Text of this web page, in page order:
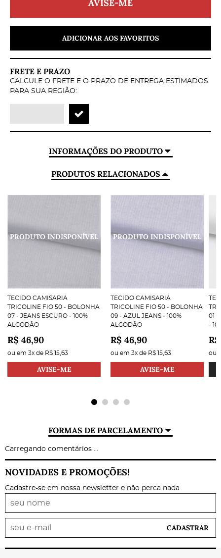
AVISE-ME
ADICIONAR AOS FAVORITOS
FRETE E PRAZO
CALCULE O FRETE E O PRAZO DE ENTREGA ESTIMADOS
PARA SUA REGIÃO:
INFORMAÇÕES DO PRODUTO
PRODUTOS RELACIONADOS
TECIDO CAMISARIA
TRICOLINE FIO 50 - BOLONHA
07 - JEANS ESCURO - 100%
ALGODÃO
R$ 46,90
ou em 3x de R$ 15,63
AVISE-ME
TECIDO CAMISARIA
TRICOLINE FIO 50 - BOLONHA
09 - AZUL JEANS - 100%
ALGODÃO
R$ 46,90
ou em 3x de R$ 15,63
AVISE-ME
01 -
-
ou
FORMAS DE PARCELAMENTO
Carregando comentários ...
NOVIDADES E PROMOÇÕES!
Cadastre-se em nossa newsletter e não perca nada
CADASTRAR